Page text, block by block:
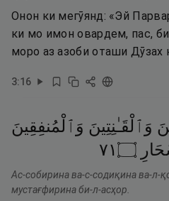
Онон ки мегӯянд: «Эй
ки мо имон овардем, пас,
моро аз азоби оташи Дӯзах
3:16
وَٱلْقَـٰنِتِينَ وَٱلْمُنفِقِينَ
۝١٧
Ас-собирина ва-с-содиқина ва-л-
мустағфирина би-л-асҳор.